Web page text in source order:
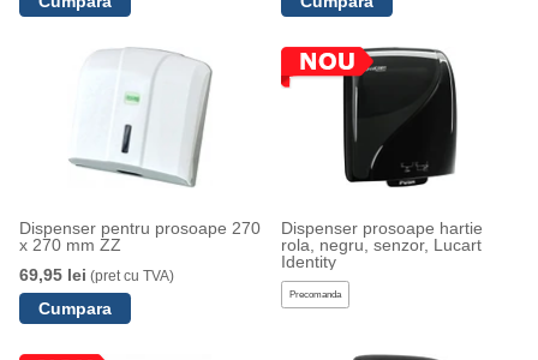
Dispenser pentru prosoape 270
x 270 mm ZZ
69,95 lei (pret cu TVA)
Dispenser prosoape hartie
rola, negru, senzor, Lucart
Identity
Precomanda